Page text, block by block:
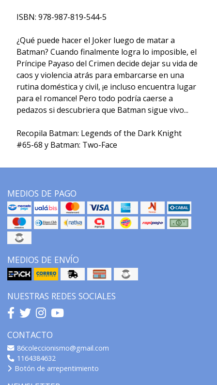
ISBN: 978-987-819-544-5
¿Qué puede hacer el Joker luego de matar a
Batman? Cuando finalmente logra lo imposible, el
Príncipe Payaso del Crimen decide dejar su vida de
caos y violencia atrás para embarcarse en una
rutina doméstica y civil, ¡e incluso encuentra lugar
para el romance! Pero todo podría caerse a
pedazos si descubriera que Batman sigue vivo...
Recopila Batman: Legends of the Dark Knight
#65-68 y Batman: Two-Face
MEDIOS DE PAGO
MEDIOS DE ENVÍO
NUESTRAS REDES SOCIALES
CONTACTO
86coleccionismo@gmail.com
1164384632
Botón de arrepentimiento